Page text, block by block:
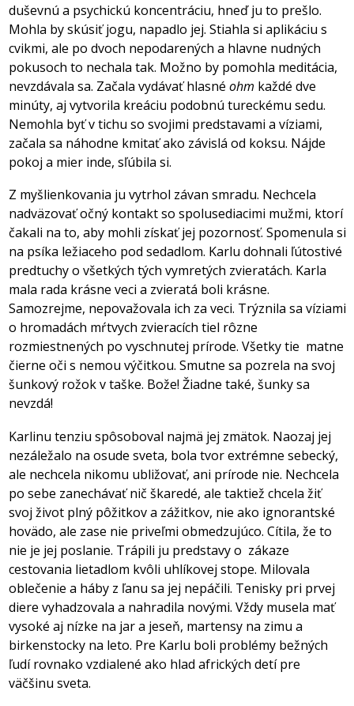
duševnú a psychickú koncentráciu, hneď ju to prešlo.
Mohla by skúsiť jogu, napadlo jej. Stiahla si aplikáciu s
cvikmi, ale po dvoch nepodarených a hlavne nudných
pokusoch to nechala tak. Možno by pomohla meditácia,
nevzdávala sa. Začala vydávať hlasné ohm každé dve
minúty, aj vytvorila kreáciu podobnú tureckému sedu.
Nemohla byť v tichu so svojimi predstavami a víziami,
začala sa náhodne kmitať ako závislá od koksu. Nájde
pokoj a mier inde, sľúbila si.
Z myšlienkovania ju vytrhol závan smradu. Nechcela
nadväzovať očný kontakt so spolusediacimi mužmi, ktorí
čakali na to, aby mohli získať jej pozornosť. Spomenula si
na psíka ležiaceho pod sedadlom. Karlu dohnali ľútostivé
predtuchy o všetkých tých vymretých zvieratách. Karla
mala rada krásne veci a zvieratá boli krásne.
Samozrejme, nepovažovala ich za veci. Trýznila sa víziami
o hromadách mŕtvych zvieracích tiel rôzne
rozmiestnených po vyschnutej prírode. Všetky tie matne
čierne oči s nemou výčitkou. Smutne sa pozrela na svoj
šunkový rožok v taške. Bože! Žiadne také, šunky sa
nevzdá!
Karlinu tenziu spôsoboval najmä jej zmätok. Naozaj jej
nezáležalo na osude sveta, bola tvor extrémne sebecký,
ale nechcela nikomu ubližovať, ani prírode nie. Nechcela
po sebe zanechávať nič škaredé, ale taktiež chcela žiť
svoj život plný pôžitkov a zážitkov, nie ako ignorantské
hovädo, ale zase nie priveľmi obmedzujúco. Cítila, že to
nie je jej poslanie. Trápili ju predstavy o zákaze
cestovania lietadlom kvôli uhlíkovej stope. Milovala
oblečenie a háby z ľanu sa jej nepáčili. Tenisky pri prvej
diere vyhadzovala a nahradila novými. Vždy musela mať
vysoké aj nízke na jar a jeseň, martensy na zimu a
birkenstocky na leto. Pre Karlu boli problémy bežných
ľudí rovnako vzdialené ako hlad afrických detí pre
väčšinu sveta.